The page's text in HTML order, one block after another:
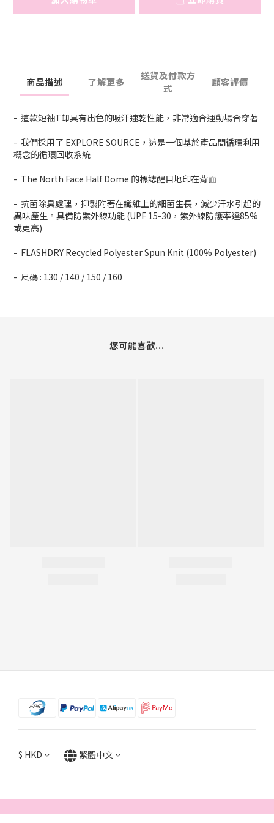
商品描述 了解更多
送貨及付款方
式
顧客評價
- 這款短袖T卹具有出色的吸汗速乾性能，非常適合運動場合穿著
- 我們採用了 EXPLORE SOURCE，這是一個基於產品間循環利用
概念的循環回收系統
- The North Face Half Dome 的標誌醒目地印在背面
- 抗菌除臭處理，抑製附著在纖維上的細菌生長，減少汗水引起的
異味產生。具備防紫外線功能 (UPF 15-30，紫外線防護率達85%
或更高)
- FLASHDRY Recycled Polyester Spun Knit (100% Polyester)
- 尺碼 : 130 / 140 / 150 / 160
您可能喜歡...
$ HKD 繁體中文